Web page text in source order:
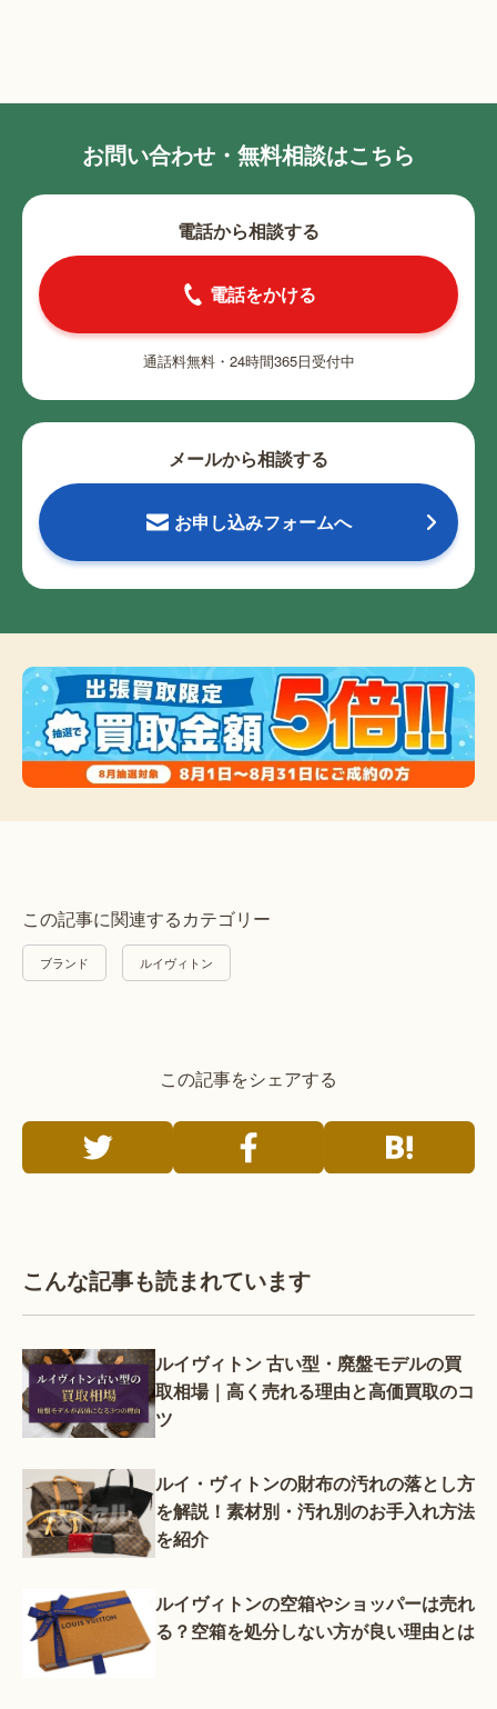
お問い合わせ・無料相談はこちら
電話から相談する
電話をかける
通話料無料・24時間365日受付中
メールから相談する
お申し込みフォームへ
この記事に関連するカテゴリー
ブランド ルイヴィトン
この記事をシェアする
こんな記事も読まれています
ルイヴィトン 古い型・廃盤モデルの買
取相場｜高く売れる理由と高価買取のコ
ツ
ルイ・ヴィトンの財布の汚れの落とし方
を解説！素材別・汚れ別のお手入れ方法
を紹介
ルイヴィトンの空箱やショッパーは売れ
る？空箱を処分しない方が良い理由とは